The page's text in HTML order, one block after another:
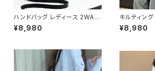
ハンドバッグ レディース 2WAY
ショルダーバッグ ミニバッグ き
れいめ 上品 フラップバッグ ゴー
ク グレー グリーン ピンク ホワ
イト ワンサイズ K-B0279
¥8,980
キルティン
ース 大容量
通勤 通学 マ
ワイト ホワ
¥8,980